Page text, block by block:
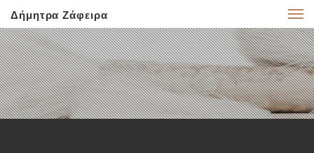
Δήμητρα Ζάφειρα